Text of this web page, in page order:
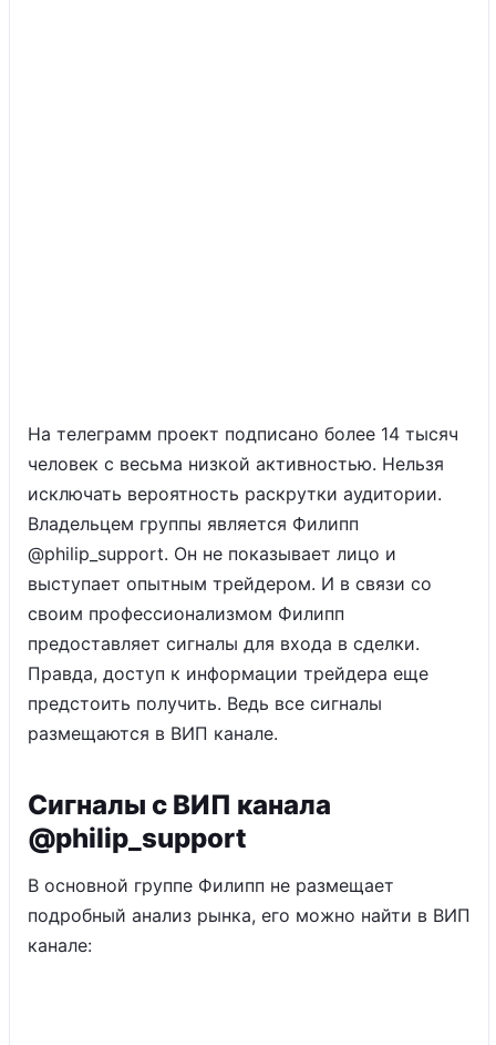
На телеграмм проект подписано более 14 тысяч
человек с весьма низкой активностью. Нельзя
исключать вероятность раскрутки аудитории.
Владельцем группы является Филипп
@philip_support. Он не показывает лицо и
выступает опытным трейдером. И в связи со
своим профессионализмом Филипп
предоставляет сигналы для входа в сделки.
Правда, доступ к информации трейдера еще
предстоить получить. Ведь все сигналы
размещаются в ВИП канале.
Сигналы с ВИП канала
@philip_support
В основной группе Филипп не размещает
подробный анализ рынка, его можно найти в ВИП
канале: